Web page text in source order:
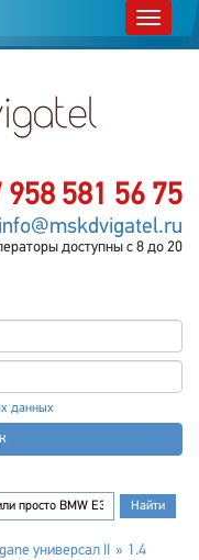
958 581 56 75
info@mskdvigatel.ru
доступны с 8 до 20
данных
универсал II 1.4